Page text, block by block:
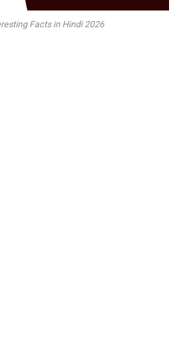
Facts in Hindi 2026